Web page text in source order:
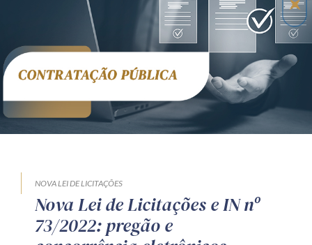
NOVA LEI DE LICITAÇÕES
Nova Lei de Licitações e IN nº
73/2022: pregão e